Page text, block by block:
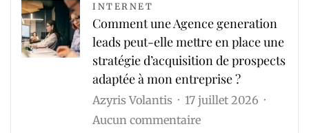
INTERNET
Comment une Agence generation
leads peut-elle mettre en place une
stratégie d’acquisition de prospects
adaptée à mon entreprise ?
Azyris Volantis
17 juillet 2026
Aucun commentairesur